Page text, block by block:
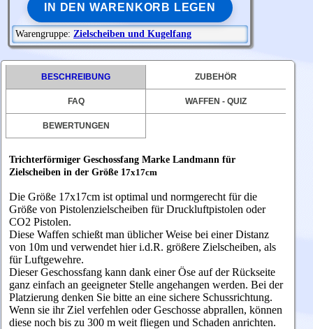
IN DEN WARENKORB LEGEN
Warengruppe: Zielscheiben und Kugelfang
BESCHREIBUNG ZUBEHÖR
FAQ WAFFEN - QUIZ
BEWERTUNGEN
Trichterförmiger Geschossfang Marke Landmann für
Zielscheiben in der Größe 1 7x17cm
Die Größe 17x17cm ist optimal und normgerecht für die
Größe von Pistolenzielscheiben für Druckluftpistolen oder
CO2 Pistolen.
Diese Waffen schießt man üblicher Weise bei einer Distanz
von 10m und verwendet hier i.d.R. größere Zielscheiben, als
für Luftgewehre.
Dieser Geschossfang kann dank einer Öse auf der Rückseite
ganz einfach an geeigneter Stelle angehangen werden. Bei der
Platzierung denken Sie bitte an eine sichere Schussrichtung.
Wenn sie ihr Ziel verfehlen oder Geschosse abprallen, können
diese noch bis zu 300 m weit fliegen und Schaden anrichten.